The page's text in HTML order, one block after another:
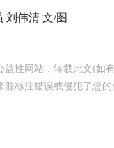
刘伟清 文/图
性网站，转载此文(如
源标注错误或侵犯了您